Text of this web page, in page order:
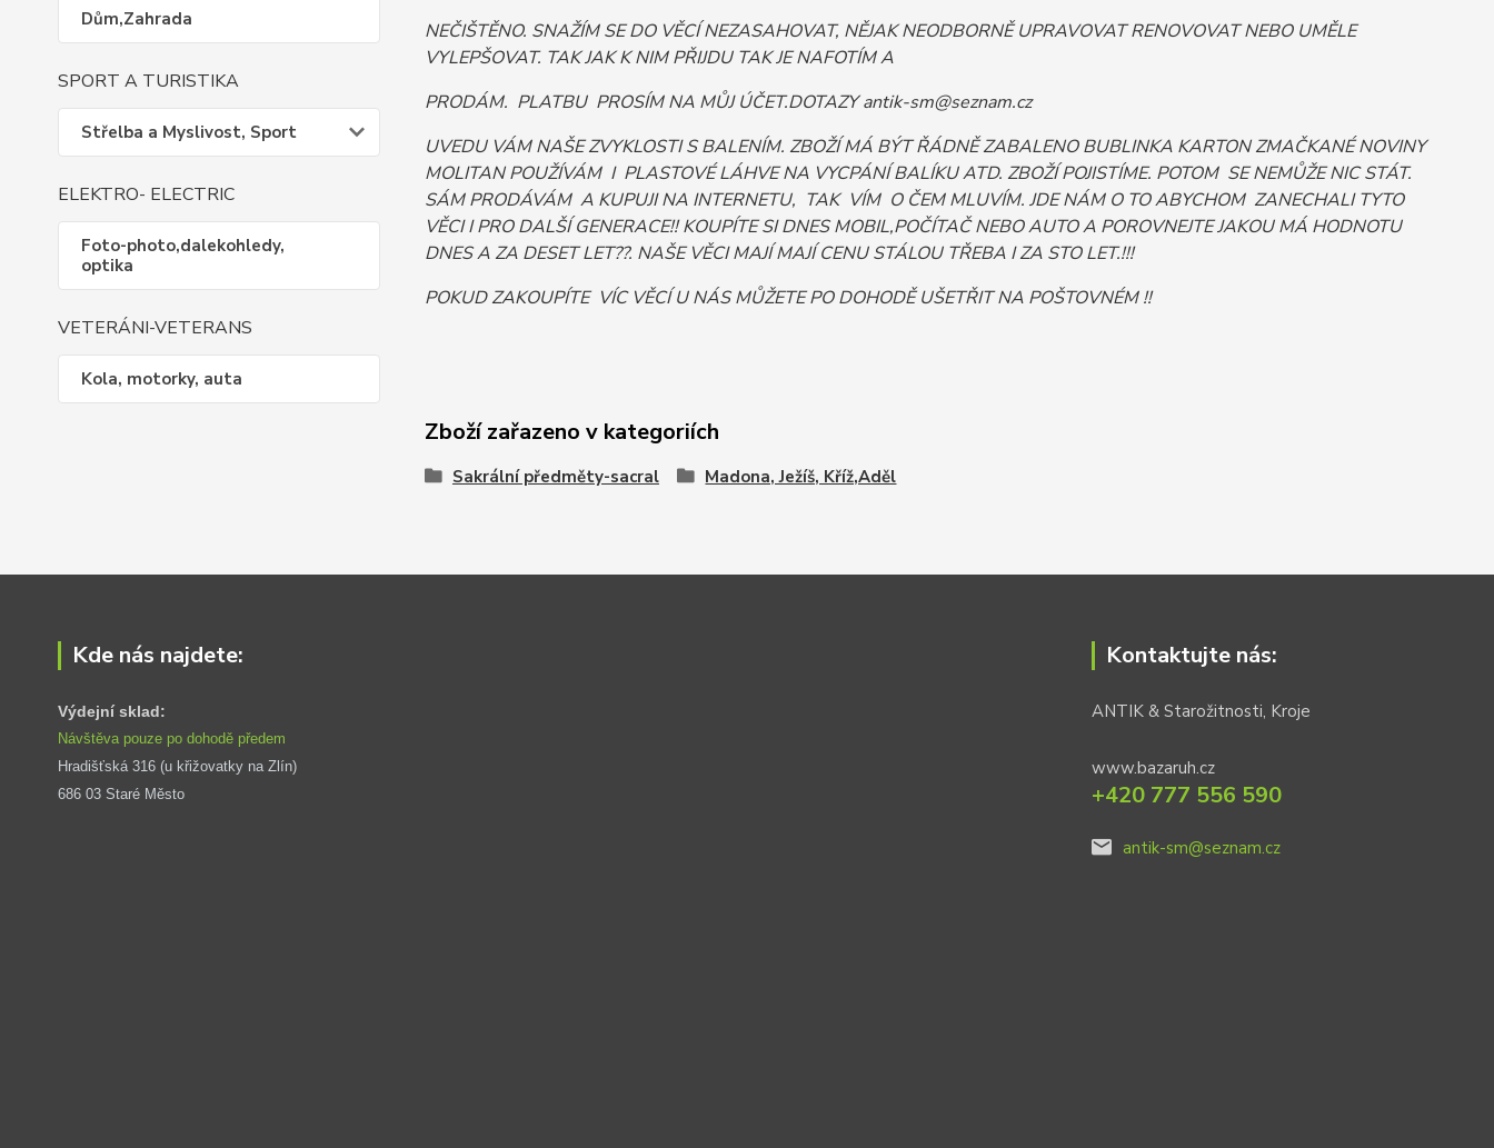
Dům,Zahrada
SPORT A TURISTIKA
Střelba a Myslivost, Sport
ELEKTRO- ELECTRIC
Foto-photo,dalekohledy,
optika
VETERÁNI-VETERANS
Kola, motorky, auta
NEČIŠTĚNO. SNAŽÍM SE DO VĚCÍ NEZASAHOVAT, NĚJAK NEODBORNĚ UPRAVOVAT RENOVOVAT NEBO UMĚLE
VYLEPŠOVAT. TAK JAK K NIM PŘIJDU TAK JE NAFOTÍM A
PRODÁM. PLATBU PROSÍM NA MŮJ ÚČET.DOTAZY antik-sm@seznam.cz
UVEDU VÁM NAŠE ZVYKLOSTI S BALENÍM. ZBOŽÍ MÁ BÝT ŘÁDNĚ ZABALENO BUBLINKA KARTON ZMAČKANÉ NOVINY
MOLITAN POUŽÍVÁM I PLASTOVÉ LÁHVE NA VYCPÁNÍ BALÍKU ATD. ZBOŽÍ POJISTÍME. POTOM SE NEMŮŽE NIC STÁT.
SÁM PRODÁVÁM A KUPUJI NA INTERNETU, TAK VÍM O ČEM MLUVÍM. JDE NÁM O TO ABYCHOM ZANECHALI TYTO
VĚCI I PRO DALŠÍ GENERACE!! KOUPÍTE SI DNES MOBIL,POČÍTAČ NEBO AUTO A POROVNEJTE JAKOU MÁ HODNOTU
DNES A ZA DESET LET??. NAŠE VĚCI MAJÍ MAJÍ CENU STÁLOU TŘEBA I ZA STO LET.!!!
POKUD ZAKOUPÍTE VÍC VĚCÍ U NÁS MŮŽETE PO DOHODĚ UŠETŘIT NA POŠTOVNÉM !!
Zboží zařazeno v kategoriích
Sakrální předměty-sacral Madona, Ježíš, Kříž,Aděl
Kde nás najdete:
Výdejní sklad:
Návštěva pouze po dohodě předem
Hradišťská 316 (u křižovatky na Zlín)
686 03 Staré Město
Kontaktujte nás:
ANTIK & Starožitnosti, Kroje
www.bazaruh.cz
+420 777 556 590
antik-sm@seznam.cz